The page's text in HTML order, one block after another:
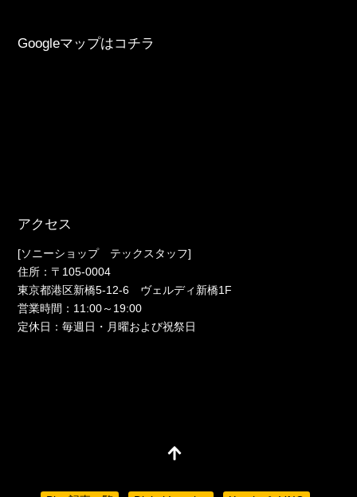
Googleマップはコチラ
アクセス
[ソニーショップ テックスタッフ]
住所：〒105-0004
東京都港区新橋5-12-6 ヴェルディ新橋1F
営業時間：11:00～19:00
定休日：毎週日・月曜および祝祭日